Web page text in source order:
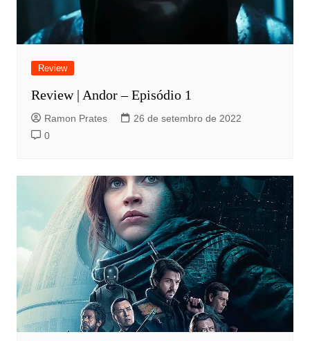
Review
Review | Andor – Episódio 1
Ramon Prates
26 de setembro de 2022
0